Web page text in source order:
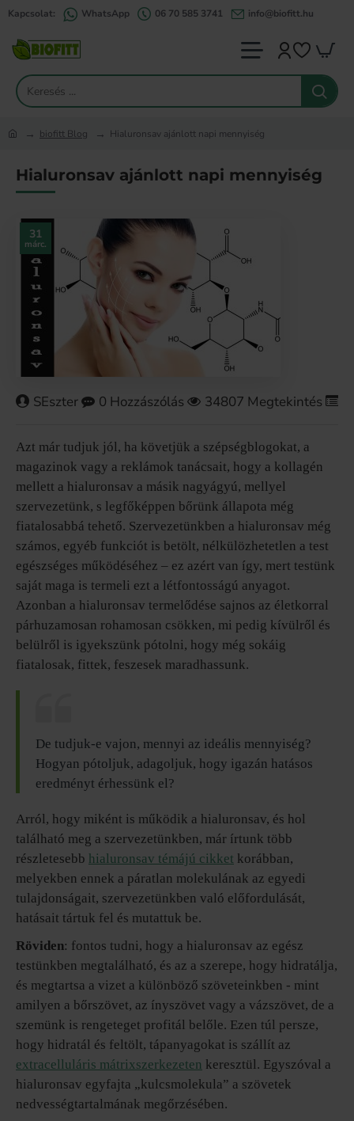
Kapcsolat: WhatsApp 06 70 585 3741 info@biofitt.hu
Keresés
biofitt Blog Hialuronsav ajánlott napi mennyiség
Hialuronsav ajánlott napi mennyiség
31
márc.
SEszter 0 Hozzászólás 34807 Megtekintés
Azt már tudjuk jól, ha követjük a szépségblogokat, a
magazinok vagy a reklámok tanácsait, hogy a kollagén
mellett a hialuronsav a másik nagyágyú, mellyel
szervezetünk, s legfőképpen bőrünk állapota még
fiatalosabbá tehető. Szervezetünkben a hialuronsav még
számos, egyéb funkciót is betölt, nélkülözhetetlen a test
egészséges működéséhez – ez azért van így, mert testünk
saját maga is termeli ezt a létfontosságú anyagot.
Azonban a hialuronsav termelődése sajnos az életkorral
párhuzamosan rohamosan csökken, mi pedig kívülről és
belülről is igyekszünk pótolni, hogy még sokáig
fiatalosak, fittek, feszesek maradhassunk.
De tudjuk-e vajon, mennyi az ideális mennyiség?
Hogyan pótoljuk, adagoljuk, hogy igazán hatásos
eredményt érhessünk el?
Arról, hogy miként is működik a hialuronsav, és hol
található meg a szervezetünkben, már írtunk több
részletesebb hialuronsav témájú cikket korábban,
melyekben ennek a páratlan molekulának az egyedi
tulajdonságait, szervezetünkben való előfordulását,
hatásait tártuk fel és mutattuk be.
Röviden: fontos tudni, hogy a hialuronsav az egész
testünkben megtalálható, és az a szerepe, hogy hidratálja,
és megtartsa a vizet a különböző szöveteinkben - mint
amilyen a bőrszövet, az ínyszövet vagy a vázszövet, de a
szemünk is rengeteget profitál belőle. Ezen túl persze,
hogy hidratál és feltölt, tápanyagokat is szállít az
extracelluláris mátrixszerkezeten keresztül. Egyszóval a
hialuronsav egyfajta „kulcsmolekula” a szövetek
nedvességtartalmának megőrzésében.